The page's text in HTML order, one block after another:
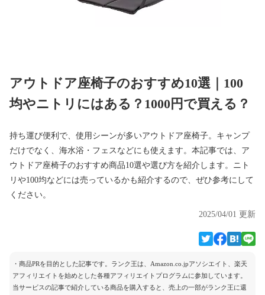
アウトドア座椅子のおすすめ10選｜100
均やニトリにはある？1000円で買える？
持ち運び便利で、使用シーンが多いアウトドア座椅子。キャンプ
だけでなく、海水浴・フェスなどにも使えます。本記事では、ア
ウトドア座椅子のおすすめ商品10選や選び方を紹介します。ニト
リや100均などには売っているかも紹介するので、ぜひ参考にして
ください。
2025/04/01 更新
・商品PRを目的とした記事です。ランク王は、Amazon.co.jpアソシエイト、楽天
アフィリエイトを始めとした各種アフィリエイトプログラムに参加しています。
当サービスの記事で紹介している商品を購入すると、売上の一部がランク王に還